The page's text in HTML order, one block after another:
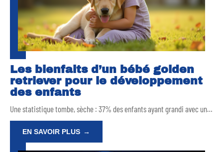
Les bienfaits d’un bébé golden
retriever pour le développement
des enfants
Une statistique tombe, sèche : 37% des enfants ayant grandi avec un…
EN SAVOIR PLUS